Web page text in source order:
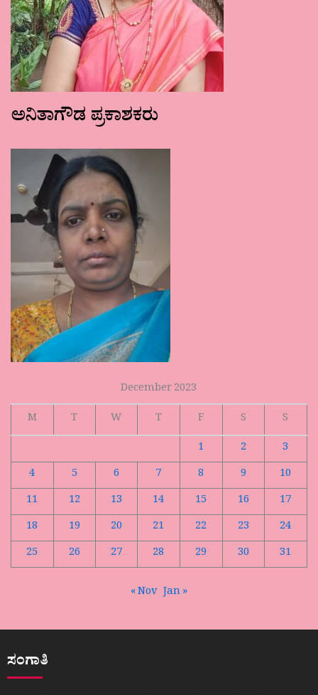
ಅನಿತಾಗೌಡ ಪ್ರಕಾಶಕರು
December 2023
M
T W T F S
S
1
2
3
4
5 6 7 8 9
10
11
12 13 14 15 16
17
18
19 20 21 22 23
24
25
26 27 28 29 30 31
« Nov Jan »
ಸಂಗಾತಿ